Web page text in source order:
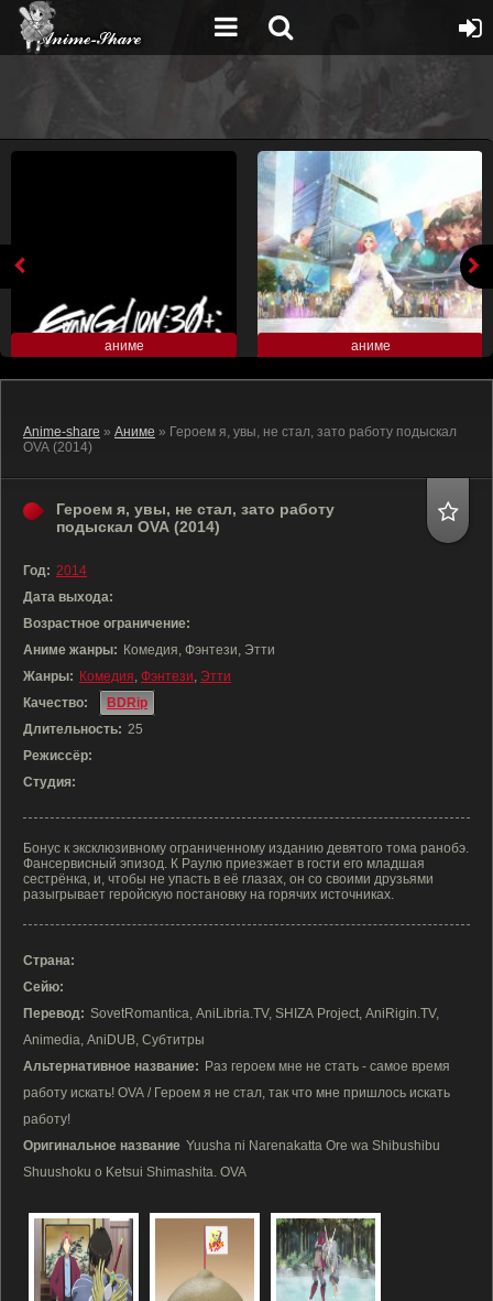
аниме аниме
Anime-share » Аниме » Героем я, увы, не стал, зато работу подыскал
OVA (2014)
Героем я, увы, не стал, зато работу
подыскал OVA (2014)
Год: 2014
Дата выхода:
Возрастное ограничение:
Аниме жанры: Комедия, Фэнтези, Этти
Жанры: Комедия, Фэнтези, Этти
Качество:
BDRip
Длительность: 25
Режиссёр:
Студия:
Бонус к эксклюзивному ограниченному изданию девятого тома ранобэ.
Фансервисный эпизод. К Раулю приезжает в гости его младшая
сестрёнка, и, чтобы не упасть в её глазах, он со своими друзьями
разыгрывает геройскую постановку на горячих источниках.
Страна:
Сейю:
Перевод: SovetRomantica, AniLibria.TV, SHIZA Project, AniRigin.TV,
Animedia, AniDUB, Субтитры
Альтернативное название: Раз героем мне не стать - самое время
работу искать! OVA / Героем я не стал, так что мне пришлось искать
работу!
Оригинальное название Yuusha ni Narenakatta Ore wa Shibushibu
Shuushoku o Ketsui Shimashita. OVA